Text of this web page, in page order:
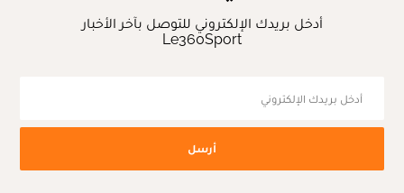
أدخل بريدك الإلكتروني للتوصل بآخر الأخبار
Le360Sport
أرسل